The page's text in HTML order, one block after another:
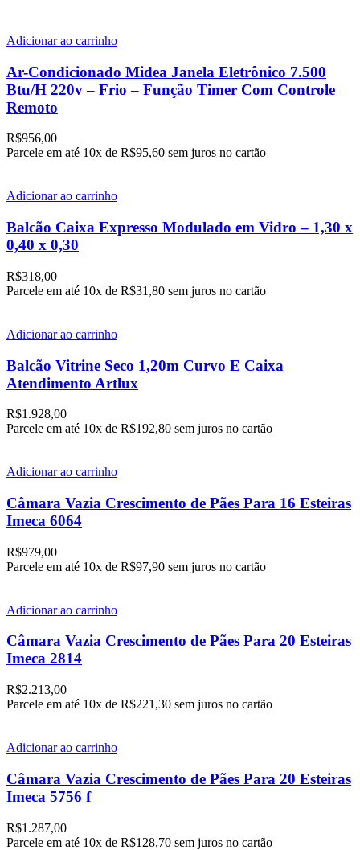
Adicionar ao carrinho
Ar-Condicionado Midea Janela Eletrônico 7.500
Btu/H 220v – Frio – Função Timer Com Controle
Remoto
R$956,00
Parcele em até 10x de R$95,60 sem juros no cartão
Adicionar ao carrinho
Balcão Caixa Expresso Modulado em Vidro – 1,30 x
0,40 x 0,30
R$318,00
Parcele em até 10x de R$31,80 sem juros no cartão
Adicionar ao carrinho
Balcão Vitrine Seco 1,20m Curvo E Caixa
Atendimento Artlux
R$1.928,00
Parcele em até 10x de R$192,80 sem juros no cartão
Adicionar ao carrinho
Câmara Vazia Crescimento de Pães Para 16 Esteiras
Imeca 6064
R$979,00
Parcele em até 10x de R$97,90 sem juros no cartão
Adicionar ao carrinho
Câmara Vazia Crescimento de Pães Para 20 Esteiras
Imeca 2814
R$2.213,00
Parcele em até 10x de R$221,30 sem juros no cartão
Adicionar ao carrinho
Câmara Vazia Crescimento de Pães Para 20 Esteiras
Imeca 5756 f
R$1.287,00
Parcele em até 10x de R$128,70 sem juros no cartão